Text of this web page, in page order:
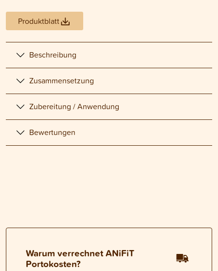
Produktblatt
Beschreibung
Zusammensetzung
Zubereitung / Anwendung
Bewertungen
Warum verrechnet ANiFiT
Portokosten?